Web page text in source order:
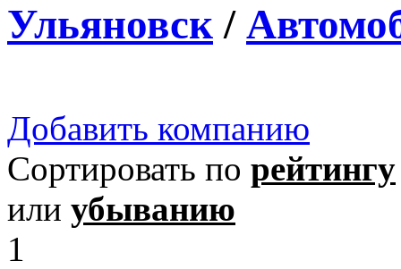
Ульяновск /
Добавить компанию
Сортировать по рейтингу
или убыванию
1